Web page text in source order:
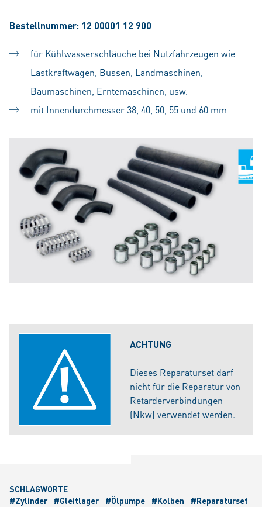
Bestellnummer: 12 00001 12 900
für Kühlwasserschläuche bei Nutzfahrzeugen wie
Lastkraftwagen, Bussen, Landmaschinen,
Baumaschinen, Erntemaschinen, usw.
mit Innendurchmesser 38, 40, 50, 55 und 60 mm
ACHTUNG
Dieses Reparaturset darf
nicht für die Reparatur von
Retarderverbindungen
(Nkw) verwendet werden.
SCHLAGWORTE
#Zylinder
#Gleitlager #Ölpumpe #Kolben
#Reparaturset